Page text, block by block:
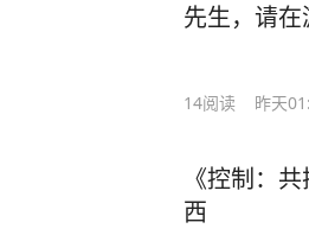
先生，请
14阅读 昨天
《控制：
西